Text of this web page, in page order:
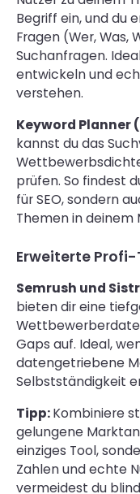
Begriff ein, und du
Fragen (Wer, Was,
Suchanfragen.
entwickeln und
verstehen.
Keyword Planner
kannst du das
prüfen. So findest
für SEO, sondern
Themen in deinem
Erweiterte
Semrush und
bieten dir eine
Gaps auf. Ideal,
datengetriebene
Selbstständigkeit
Tipp:Kombiniere
gelungene
einziges Tool,
Zahlen und echte
vermeidest du